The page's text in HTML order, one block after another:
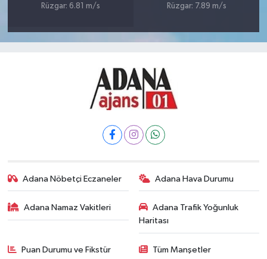
Rüzgar: 6.81 m/s
Rüzgar: 7.89 m/s
Adana Nöbetçi Eczaneler Adana Hava Durumu
Adana Namaz Vakitleri
Adana Trafik Yoğunluk
Haritası
Puan Durumu ve Fikstür Tüm Manşetler